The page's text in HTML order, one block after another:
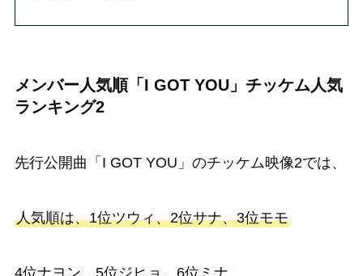
メンバー人気順「I GOT YOU」チッケム人気
ランキング2
先行公開曲「I GOT YOU」のチッケム映像2では、
人気順は、1位ツウィ、2位サナ、3位モモ
4位ナヨン、5位ジヒョ、6位ミナ